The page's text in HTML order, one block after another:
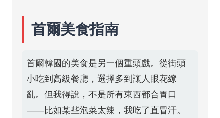
首爾美食指南
首爾韓國的美食是另一個重頭戲。從街頭
小吃到高級餐廳，選擇多到讓人眼花繚
亂。但我得說，不是所有東西都合胃口
——比如某些泡菜太辣，我吃了直冒汗。